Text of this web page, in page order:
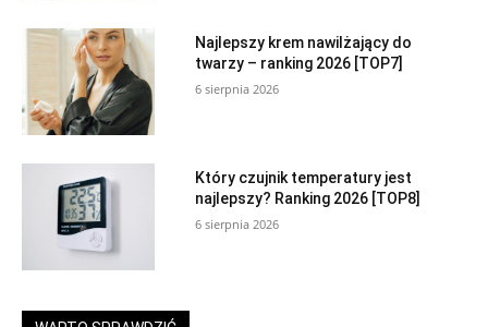
Najlepszy krem nawilżający do
twarzy – ranking 2026 [TOP7]
6 sierpnia 2026
Który czujnik temperatury jest
najlepszy? Ranking 2026 [TOP8]
6 sierpnia 2026